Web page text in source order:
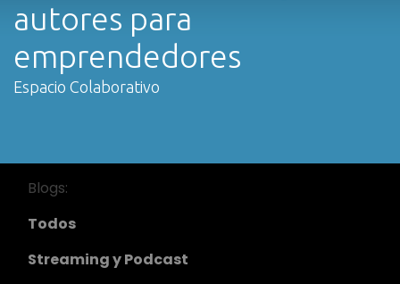
autores para
emprendedores
Espacio Colaborativo
Blogs:
Todos
Streaming y Podcast